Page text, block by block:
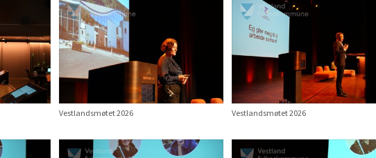
Vestlandsmøtet 2026 Vestlandsmøtet 2026